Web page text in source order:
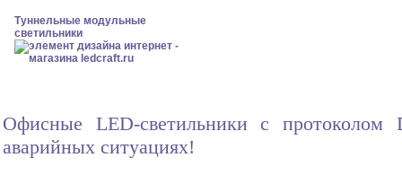
Туннельные модульные
светильники
Офисные LED-светильники с
аварийных ситуациях!